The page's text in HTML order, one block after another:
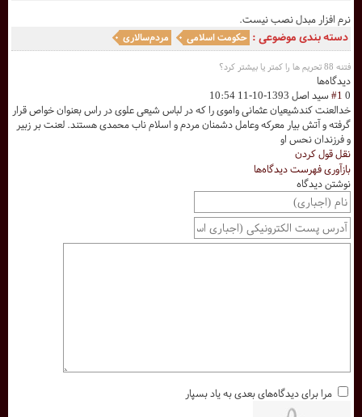
نرم افزار مبدل نصب نیست.
دسته بندی موضوعی : حکومت اسلامی مردم‌سالاری
فتنه 88 تحریم ها را کمتر یا بیشتر کرد؟
دیدگاه‌ها
0
#1 سید اصل 1393-10-11 10:54
خدالعنت کندشیعیان عثمانی واموی را که در لباس شیعی علوی در راس بعنوان خواص قرار
گرفته و آتش بیار معرکه وعامل دشمنان مردم و اسلام ناب محمدی هستند. لعنت بر زبیر
و فرزندان نحس او
نقل قول کردن
بازآوری فهرست دیدگاه‌ها
نوشتن دیدگاه
مرا برای دیدگاه‌های بعدی به یاد بسپار